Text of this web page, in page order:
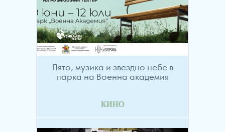
Лято, музика и звездно небе в
парка на Военна академия
КИНО